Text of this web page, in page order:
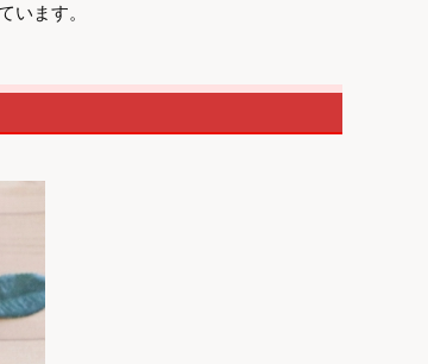
います。